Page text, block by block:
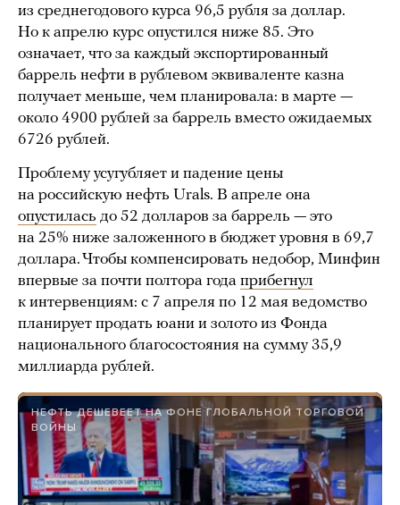
из среднегодового курса 96,5 рубля за доллар.
Но к апрелю курс опустился ниже 85. Это
означает, что за каждый экспортированный
баррель нефти в рублевом эквиваленте казна
получает меньше, чем планировала: в марте —
около 4900 рублей за баррель вместо ожидаемых
6726 рублей.
Проблему усугубляет и падение цены
на российскую нефть Urals. В апреле она
опустилась до 52 долларов за баррель — это
на 25% ниже заложенного в бюджет уровня в 69,7
доллара. Чтобы компенсировать недобор, Минфин
впервые за почти полтора года прибегнул
к интервенциям: с 7 апреля по 12 мая ведомство
планирует продать юани и золото из Фонда
национального благосостояния на сумму 35,9
миллиарда рублей.
НЕФТЬ ДЕШЕВЕЕТ НА ФОНЕ ГЛОБАЛЬНОЙ ТОРГОВОЙ
ВОЙНЫ